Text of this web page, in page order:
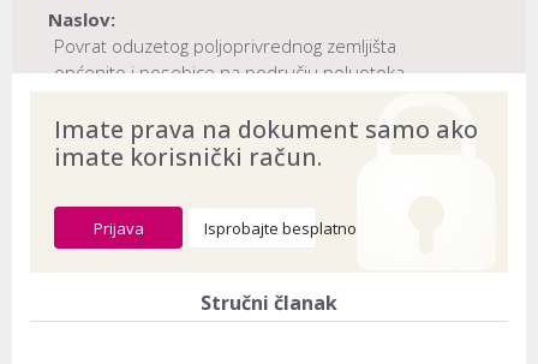
Naslov:
Povrat oduzetog poljoprivrednog zemljišta
općenito i posebice na području poluotoka
Dokument provjeren na datum: 03.08.2026
Imate prava na dokument samo ako
imate korisnički račun.
Prijava Isprobajte besplatno
Stručni članak